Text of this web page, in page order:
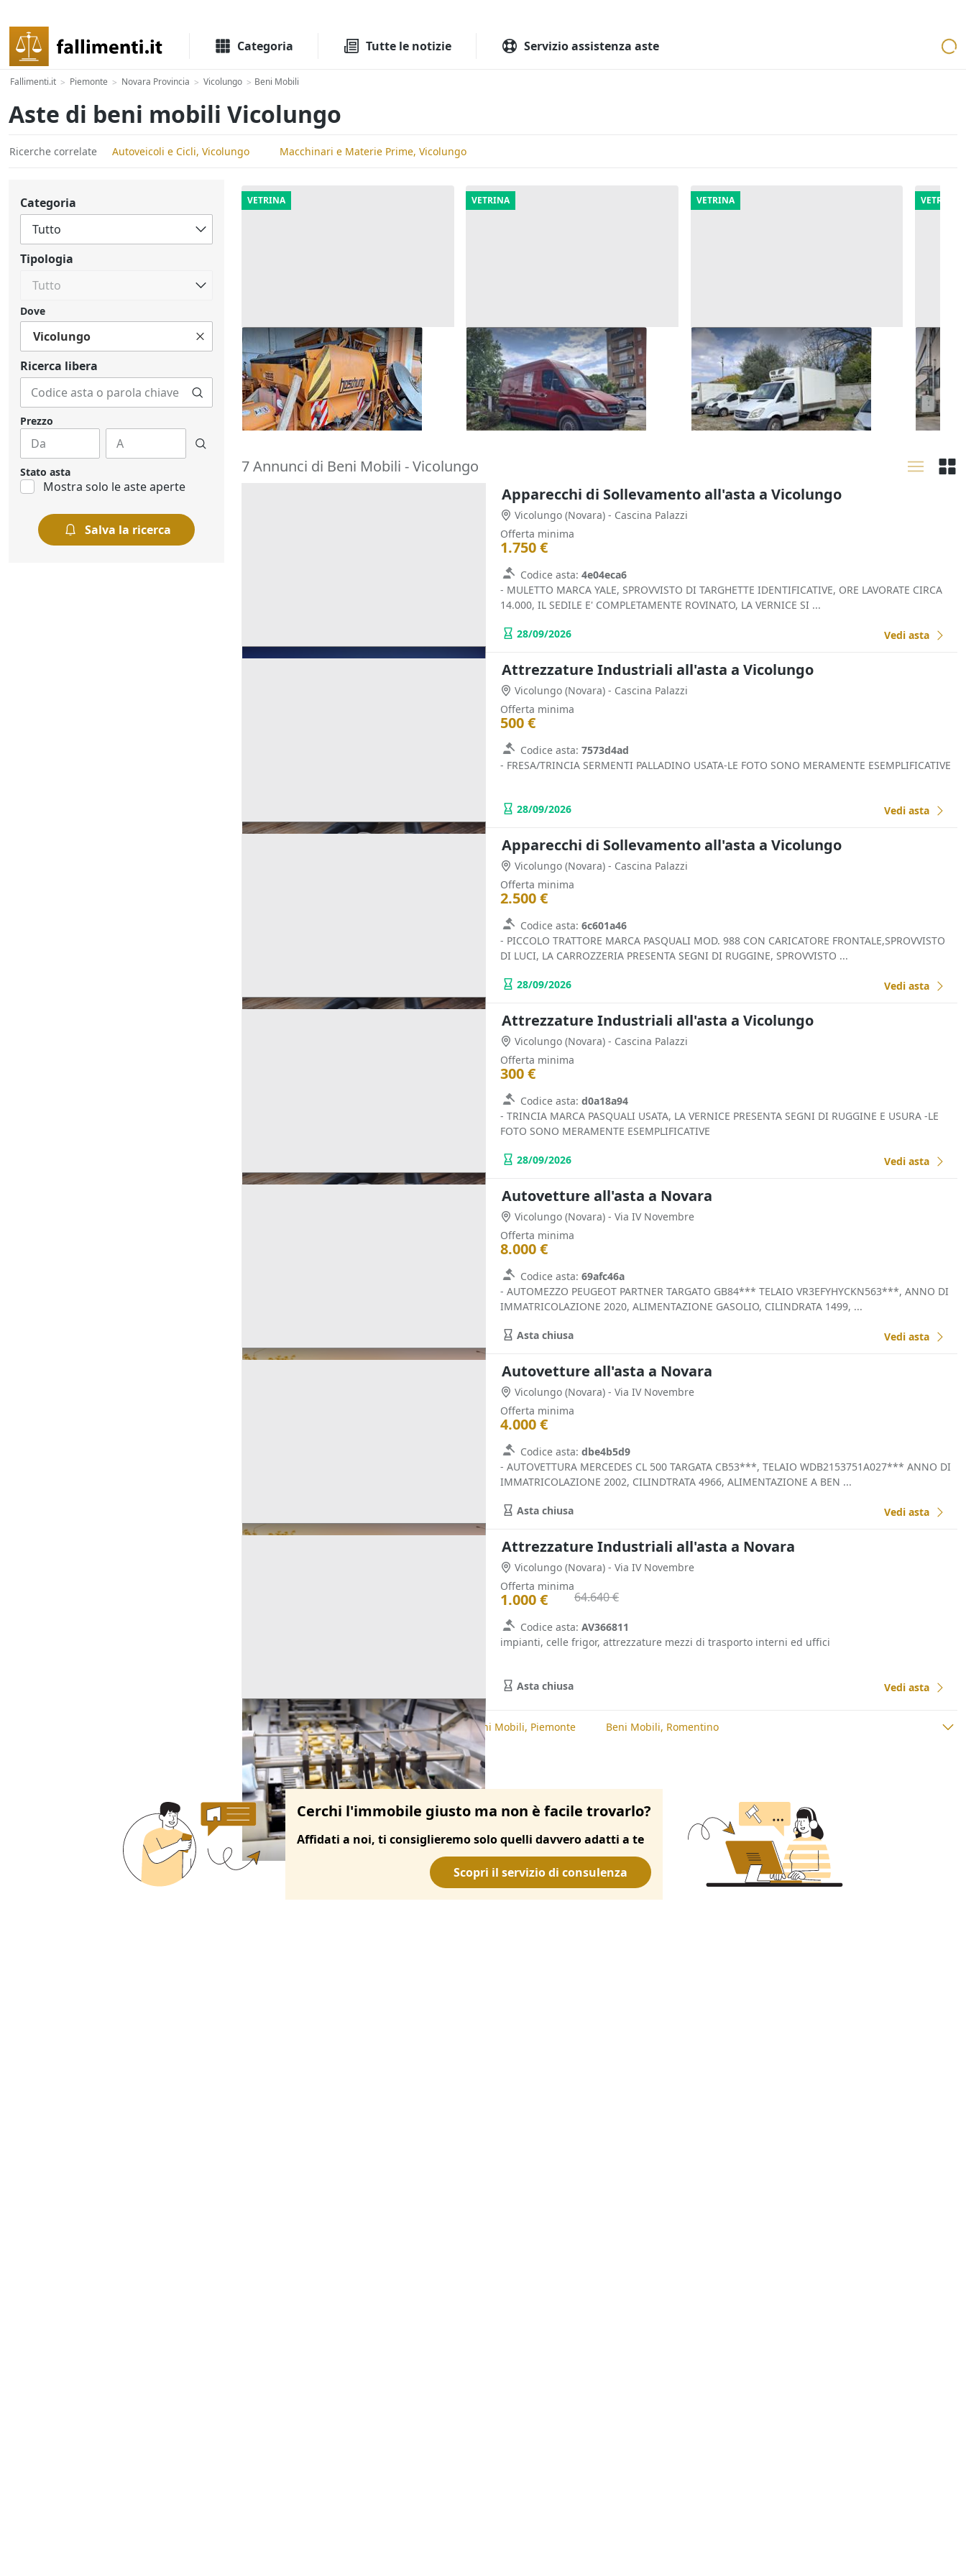
Categoria Tutte le notizie Servizio assistenza aste
Fallimenti.it > Piemonte > Novara Provincia > Vicolungo > Beni Mobili
Aste di beni mobili Vicolungo
Ricerche correlate Autoveicoli e Cicli, Vicolungo Macchinari e Materie Prime, Vicolungo
Categoria
Tipologia
Dove
Vicolungo
Ricerca libera
Prezzo
Stato asta
Mostra solo le aste aperte
Salva la ricerca
VETRINA
Spargisale a cassone
Scaldasole (Pavia)
2.360 €
01/09/2026
VETRINA
Furgone Mercedes Sprinter
Melegnano (Milano)
1.750 €
21/09/2026
VETRINA
Furgone isotermico Mercedes
Sprinter
Melegnano (Milano)
1.250 €
21/09/2026
VETRINA
1.350
21/
7 Annunci di Beni Mobili - Vicolungo
Apparecchi di Sollevamento all'asta a Vicolungo
Vicolungo (Novara) - Cascina Palazzi
Offerta minima
1.750 €
Codice asta: 4e04eca6
- MULETTO MARCA YALE, SPROVVISTO DI TARGHETTE IDENTIFICATIVE, ORE LAVORATE CIRCA
14.000, IL SEDILE E' COMPLETAMENTE ROVINATO, LA VERNICE SI ...
28/09/2026 Vedi asta
Attrezzature Industriali all'asta a Vicolungo
Vicolungo (Novara) - Cascina Palazzi
Offerta minima
500 €
Codice asta: 7573d4ad
- FRESA/TRINCIA SERMENTI PALLADINO USATA-LE FOTO SONO MERAMENTE ESEMPLIFICATIVE
28/09/2026 Vedi asta
Apparecchi di Sollevamento all'asta a Vicolungo
Vicolungo (Novara) - Cascina Palazzi
Offerta minima
2.500 €
Codice asta: 6c601a46
- PICCOLO TRATTORE MARCA PASQUALI MOD. 988 CON CARICATORE FRONTALE,SPROVVISTO
DI LUCI, LA CARROZZERIA PRESENTA SEGNI DI RUGGINE, SPROVVISTO ...
28/09/2026 Vedi asta
Attrezzature Industriali all'asta a Vicolungo
Vicolungo (Novara) - Cascina Palazzi
Offerta minima
300 €
Codice asta: d0a18a94
- TRINCIA MARCA PASQUALI USATA, LA VERNICE PRESENTA SEGNI DI RUGGINE E USURA -LE
FOTO SONO MERAMENTE ESEMPLIFICATIVE
28/09/2026 Vedi asta
Autovetture all'asta a Novara
Vicolungo (Novara) - Via IV Novembre
Offerta minima
8.000 €
Codice asta: 69afc46a
- AUTOMEZZO PEUGEOT PARTNER TARGATO GB84*** TELAIO VR3EFYHYCKN563***, ANNO DI
IMMATRICOLAZIONE 2020, ALIMENTAZIONE GASOLIO, CILINDRATA 1499, ...
Asta chiusa Vedi asta
Autovetture all'asta a Novara
Vicolungo (Novara) - Via IV Novembre
Offerta minima
4.000 €
Codice asta: dbe4b5d9
- AUTOVETTURA MERCEDES CL 500 TARGATA CB53***, TELAIO WDB2153751A027*** ANNO DI
IMMATRICOLAZIONE 2002, CILINDTRATA 4966, ALIMENTAZIONE A BEN ...
Asta chiusa Vedi asta
Attrezzature Industriali all'asta a Novara
Vicolungo (Novara) - Via IV Novembre
Offerta minima
1.000 € 64.640 €
Codice asta: AV366811
impianti, celle frigor, attrezzature mezzi di trasporto interni ed uffici
Asta chiusa Vedi asta
Ricerche correlate Beni Mobili, Novara Beni Mobili, Piemonte Beni Mobili, Romentino
Cerchi l'immobile giusto ma non è facile trovarlo?
Affidati a noi, ti consiglieremo solo quelli davvero adatti a te
Scopri il servizio di consulenza